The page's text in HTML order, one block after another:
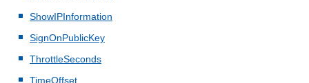
ShowIPInformation
SignOnPublicKey
ThrottleSeconds
TimeOffset